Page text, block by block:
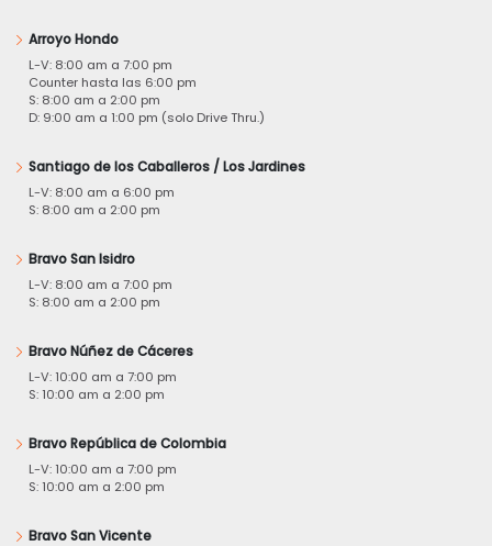
Arroyo Hondo
L-V: 8:00 am a 7:00 pm
Counter hasta las 6:00 pm
S: 8:00 am a 2:00 pm
D: 9:00 am a 1:00 pm (solo Drive Thru.)
Santiago de los Caballeros / Los Jardines
L-V: 8:00 am a 6:00 pm
S: 8:00 am a 2:00 pm
Bravo San Isidro
L-V: 8:00 am a 7:00 pm
S: 8:00 am a 2:00 pm
Bravo Núñez de Cáceres
L-V: 10:00 am a 7:00 pm
S: 10:00 am a 2:00 pm
Bravo República de Colombia
L-V: 10:00 am a 7:00 pm
S: 10:00 am a 2:00 pm
Bravo San Vicente